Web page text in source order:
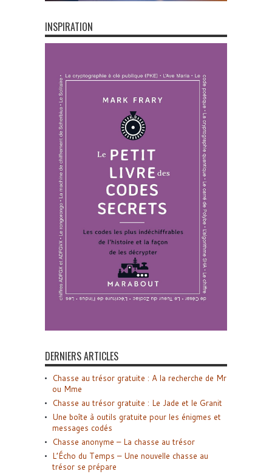
INSPIRATION
DERNIERS ARTICLES
Chasse au trésor gratuite : A la recherche de Mr
ou Mme
Chasse au trésor gratuite : Le Jade et le Granit
Une boîte à outils gratuite pour les énigmes et
messages codés
Chasse anonyme – La chasse au trésor
L’Écho du Temps – Une nouvelle chasse au
trésor se prépare